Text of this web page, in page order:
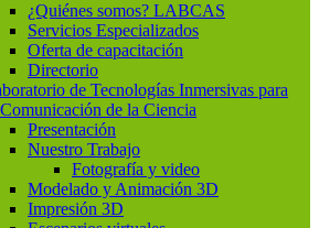
¿Quiénes somos? LABCAS
Servicios Especializados
Oferta de capacitación
Directorio
de Tecnologías Inmersivas para
de la Ciencia
Presentación
Nuestro Trabajo
Fotografía y video
Modelado y Animación 3D
Impresión 3D